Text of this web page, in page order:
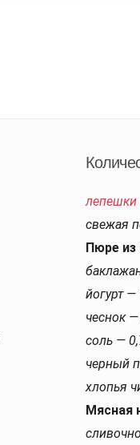
лепешки
свежая
Пюре из
йогурт —
чеснок
соль —
черный
хлопья
Мясная